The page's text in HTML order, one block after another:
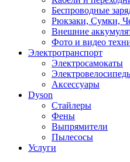
Беспроводные
Рюкзаки, Сумки,
Внешние
Фото и видео
Электротранспорт
Электросамокаты
Аксессуары
Dyson
Стайлеры
Фены
Выпрямители
Пылесосы
Услуги